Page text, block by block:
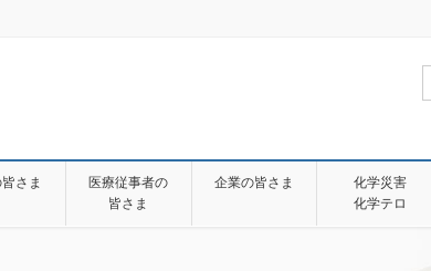
さま
医療従事者の
皆さま
企業の皆さま
化学災害
化学テロ